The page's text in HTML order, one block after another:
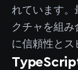
れています。
クチャを組み
に信頼性とス